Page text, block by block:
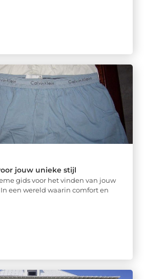
jouw unieke stijl
gids voor het vinden van jouw
een wereld waarin comfort en